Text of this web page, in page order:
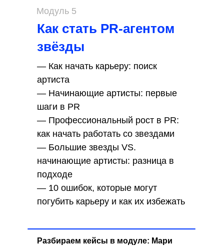
Как стать PR-агентом
звёзды
— Как начать карьеру: поиск
артиста
— Начинающие артисты: первые
шаги в PR
— Профессиональный рост в PR:
как начать работать со звездами
— Большие звезды VS.
начинающие артисты: разница в
подходе
— 10 ошибок, которые могут
погубить карьеру и как их избежать
Разбираем кейсы в модуле: Мари
Модуль 5